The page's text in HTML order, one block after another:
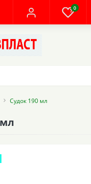
0
Судок 190 мл